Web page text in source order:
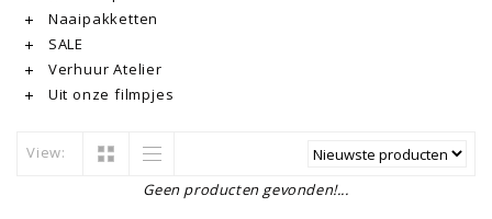
Naaipakketten
SALE
Verhuur Atelier
Uit onze filmpjes
View:
Geen producten gevonden!...